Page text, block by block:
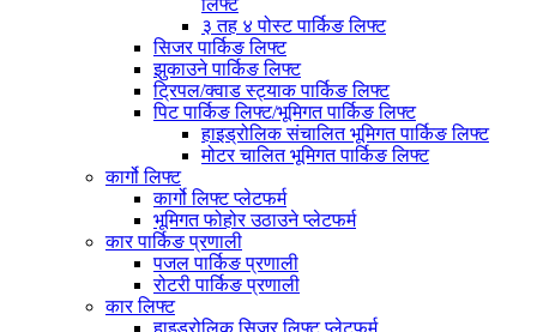
लिफ्ट
३ तह ४ पोस्ट पार्किङ लिफ्ट
सिजर पार्किङ लिफ्ट
झुकाउने पार्किङ लिफ्ट
ट्रिपल/क्वाड स्ट्याक पार्किङ लिफ्ट
पिट पार्किङ लिफ्ट/भूमिगत पार्किङ लिफ्ट
हाइड्रोलिक संचालित भूमिगत पार्किङ लिफ्ट
मोटर चालित भूमिगत पार्किङ लिफ्ट
कार्गो लिफ्ट
कार्गो लिफ्ट प्लेटफर्म
भूमिगत फोहोर उठाउने प्लेटफर्म
कार पार्किङ प्रणाली
पजल पार्किङ प्रणाली
रोटरी पार्किङ प्रणाली
कार लिफ्ट
हाइड्रोलिक सिजर लिफ्ट प्लेटफर्म